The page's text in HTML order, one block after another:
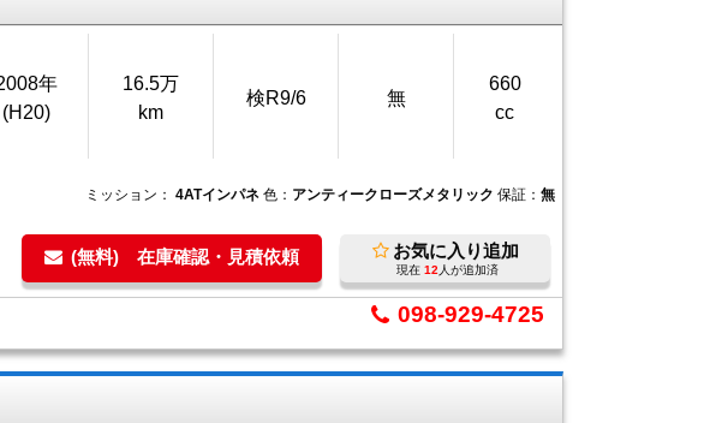
年
(H20)
16.5万
km
検R9/6 無
660
cc
ミッション： 4ATインパネ 色： アンティークローズメタリック 保証： 無
(無料) 在庫確認・見積依頼 お気に入り追加
現在 12 人が追加済
098-929-4725